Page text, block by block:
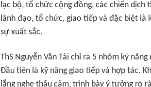
lạc bộ, tổ chức cộng đồng, các chiến dịch
lãnh đạo, tổ chức, giao tiếp và đặc biệt là
sự xuất sắc.
ThS Nguyễn Văn Tài chỉ ra 5 nhóm kỹ
Đầu tiên là kỹ năng giao tiếp và hợp tác.
lắng nghe thấu cảm, trình bày ý tưởng rõ